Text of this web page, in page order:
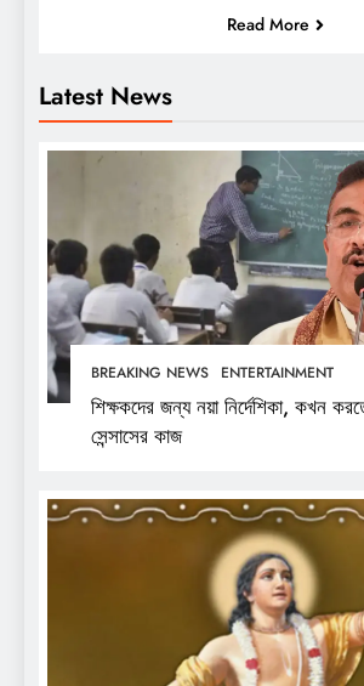
Latest News
BREAKING NEWS ENTERTAINMENT
শিক্ষকদের জন্য নয়া নির্দেশিকা, কখন
সেন্সাসের কাজ
Read More